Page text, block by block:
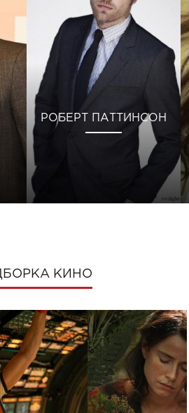
РОБЕРТ ПАТТИНСОН
КИНО